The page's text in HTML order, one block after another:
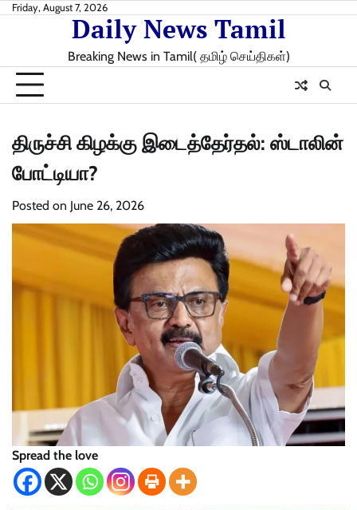
SkipFriday, August 7, 2026
Daily News Tamil
Breaking News in Tamil( தமிழ் செய்திகள்)
திருச்சி கிழக்கு இடைத்தேர்தல்: ஸ்டாலின்
போட்டியா?
Posted on June 26, 2026
Spread the love